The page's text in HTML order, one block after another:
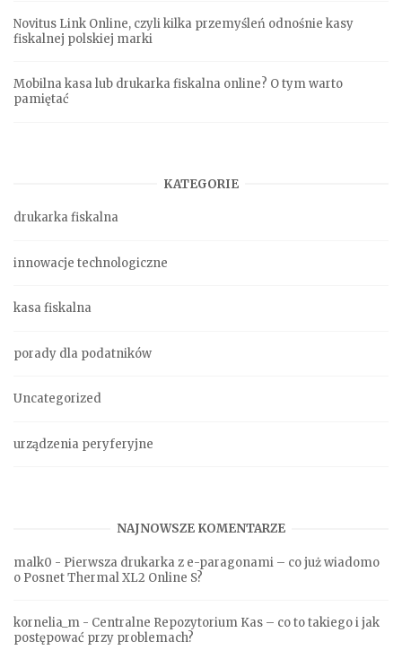
Novitus Link Online, czyli kilka przemyśleń odnośnie kasy
fiskalnej polskiej marki
Mobilna kasa lub drukarka fiskalna online? O tym warto
pamiętać
KATEGORIE
drukarka fiskalna
innowacje technologiczne
kasa fiskalna
porady dla podatników
Uncategorized
urządzenia peryferyjne
NAJNOWSZE KOMENTARZE
malk0 - Pierwsza drukarka z e-paragonami – co już wiadomo
o Posnet Thermal XL2 Online S?
kornelia_m - Centralne Repozytorium Kas – co to takiego i jak
postępować przy problemach?